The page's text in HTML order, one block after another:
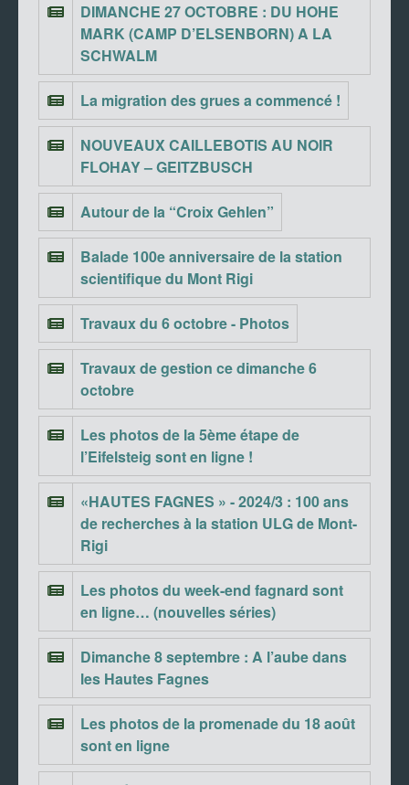
DIMANCHE 27 OCTOBRE : DU HOHE
MARK (CAMP D’ELSENBORN) A LA
SCHWALM
La migration des grues a commencé !
NOUVEAUX CAILLEBOTIS AU NOIR
FLOHAY – GEITZBUSCH
Autour de la “Croix Gehlen”
Balade 100e anniversaire de la station
scientifique du Mont Rigi
Travaux du 6 octobre - Photos
Travaux de gestion ce dimanche 6
octobre
Les photos de la 5ème étape de
l’Eifelsteig sont en ligne !
«HAUTES FAGNES » - 2024/3 : 100 ans
de recherches à la station ULG de Mont-
Rigi
Les photos du week-end fagnard sont
en ligne… (nouvelles séries)
Dimanche 8 septembre : A l’aube dans
les Hautes Fagnes
Les photos de la promenade du 18 août
sont en ligne